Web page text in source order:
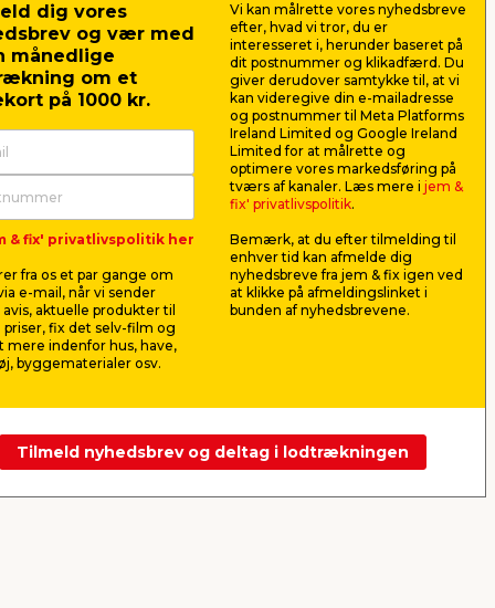
Multislangenippel 32 mm
Til brug i afløbs- og
vandinstallationer. 32 mm x
3/4"-1" slangespids x 1" gevind.
86,95 pr. stk.
Lev. omk. tillægges
Webshop
ene ende
gevind i
Anvendes
rørdele.
Lev. omk.
Næste
dig vores
og vær med
månedlige
om et
på 1000 kr.
& fix' privatlivspolitik her
fra os et par gange om
e-mail, når vi sender
aktuelle produkter til
priser, fix det selv-film og
mere indenfor hus, have,
byggematerialer osv.
Vi kan målrette vores nyhedsbreve
efter, hvad vi tror, du er
interesseret i, herunder baseret på
dit postnummer og klikadfærd. Du
giver derudover samtykke til, at vi
kan videregive din e-mailadresse
og postnummer til Meta Platforms
Ireland Limited og Google Ireland
Limited for at målrette og
optimere vores markedsføring på
tværs af kanaler. Læs mere i jem &
fix' privatlivspolitik.
Bemærk, at du efter tilmelding til
enhver tid kan afmelde dig
nyhedsbreve fra jem & fix igen ved
at klikke på afmeldingslinket i
bunden af nyhedsbrevene.
Tilmeld nyhedsbrev og deltag i lodtrækningen